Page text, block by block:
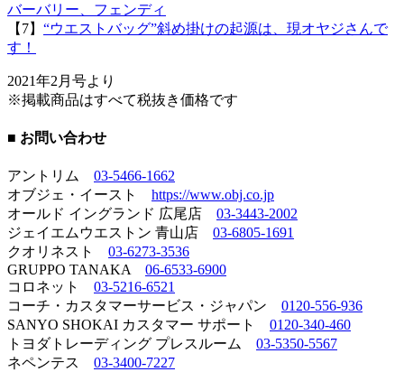
バーバリー、フェンディ
【7】 “ウエストバッグ”斜め掛けの起源は、現オヤジさんで
す！
2021年2月号より
※掲載商品はすべて税抜き価格です
■ お問い合わせ
アントリム 03-5466-1662
オブジェ・イースト https://www.obj.co.jp
オールド イングランド 広尾店 03-3443-2002
ジェイエムウエストン 青山店 03-6805-1691
クオリネスト 03-6273-3536
GRUPPO TANAKA 06-6533-6900
コロネット 03-5216-6521
コーチ・カスタマーサービス・ジャパン 0120-556-936
SANYO SHOKAI カスタマー サポート 0120-340-460
トヨダトレーディング プレスルーム 03-5350-5567
ネペンテス 03-3400-7227